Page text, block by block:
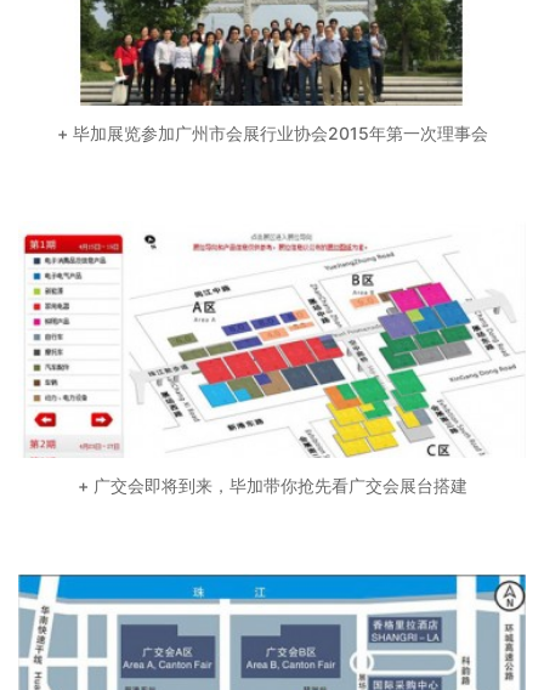
+ 毕加展览参加广州市会展行业协会2015年第一次理事会
+ 广交会即将到来，毕加带你抢先看广交会展台搭建